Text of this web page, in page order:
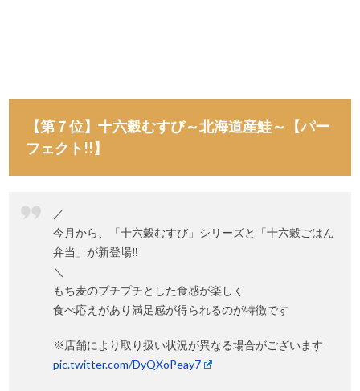
【第７位】十六穀むすび～北海道産鮭～【パー
フェクト!!】
／
今月から、「十六穀むすび」シリーズと「十六穀ごはん
弁当」が新登場‼️
＼
もち麦のプチプチとした食感が楽しく
食べ応えがあり満足感が得られるのが特徴です
※店舗により取り扱い状況が異なる場合がございます
pic.twitter.com/DyQXoPeay7